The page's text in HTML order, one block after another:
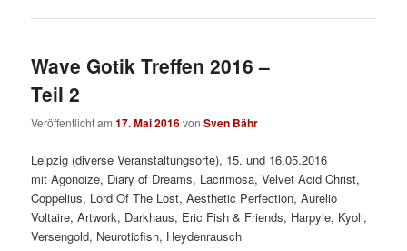
Wave Gotik Treffen 2016 –
Teil 2
Veröffentlicht am17. Mai 2016vonSven Bähr
Leipzig (diverse Veranstaltungsorte), 15. und 16.05.2016
mitAgonoize, Diary of Dreams, Lacrimosa, Velvet Acid Christ,
Coppelius, Lord Of The Lost, Aesthetic Perfection, Aurelio
Voltaire, Artwork, Darkhaus, Eric Fish & Friends, Harpyie, Kyoll,
Versengold, Neuroticfish, Heydenrausch